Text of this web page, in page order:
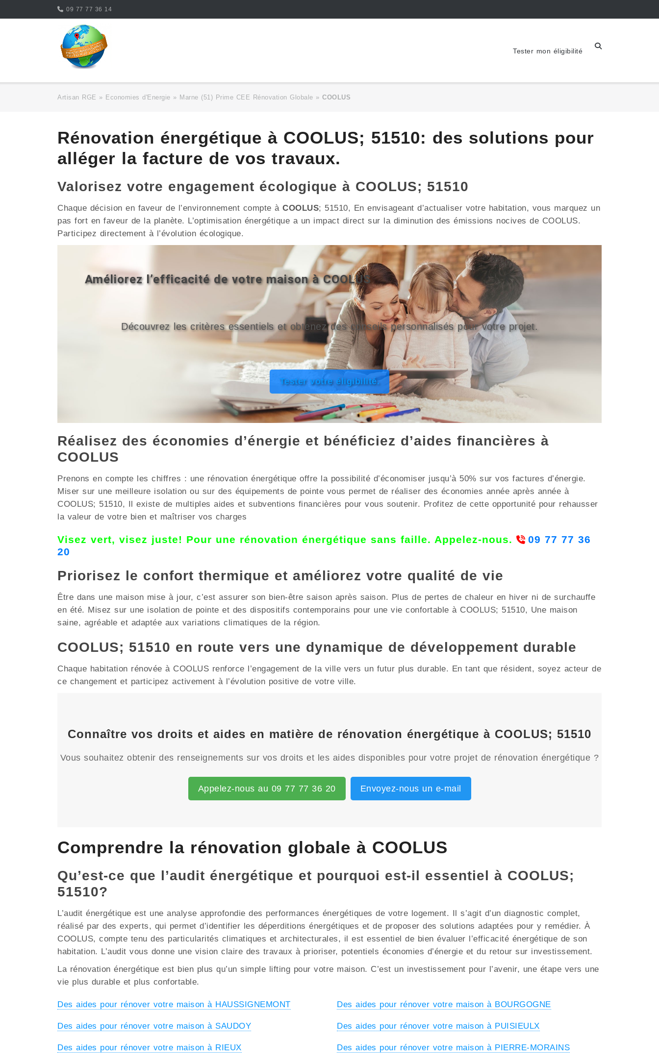
09 77 77 36 14
Tester mon éligibilité
Artisan RGE » Economies d'Energie » Marne (51) Prime CEE Rénovation Globale » COOLUS
Rénovation énergétique à COOLUS; 51510: des solutions pour
alléger la facture de vos travaux.
Valorisez votre engagement écologique à COOLUS; 51510
Chaque décision en faveur de l’environnement compte à COOLUS; 51510, En envisageant d’actualiser votre habitation, vous marquez un
pas fort en faveur de la planète. L’optimisation énergétique a un impact direct sur la diminution des émissions nocives de COOLUS.
Participez directement à l’évolution écologique.
Améliorez l’efficacité de votre maison à COOLUS
Découvrez les critères essentiels et obtenez des conseils personnalisés pour votre projet.
Tester votre éligibilité.
Réalisez des économies d’énergie et bénéficiez d’aides financières à
COOLUS
Prenons en compte les chiffres : une rénovation énergétique offre la possibilité d’économiser jusqu’à 50% sur vos factures d’énergie.
Miser sur une meilleure isolation ou sur des équipements de pointe vous permet de réaliser des économies année après année à
COOLUS; 51510, Il existe de multiples aides et subventions financières pour vous soutenir. Profitez de cette opportunité pour rehausser
la valeur de votre bien et maîtriser vos charges
Visez vert, visez juste! Pour une rénovation énergétique sans faille. Appelez-nous.
09 77 77 36
20
Priorisez le confort thermique et améliorez votre qualité de vie
Être dans une maison mise à jour, c’est assurer son bien-être saison après saison. Plus de pertes de chaleur en hiver ni de surchauffe
en été. Misez sur une isolation de pointe et des dispositifs contemporains pour une vie confortable à COOLUS; 51510, Une maison
saine, agréable et adaptée aux variations climatiques de la région.
COOLUS; 51510 en route vers une dynamique de développement durable
Chaque habitation rénovée à COOLUS renforce l’engagement de la ville vers un futur plus durable. En tant que résident, soyez acteur de
ce changement et participez activement à l’évolution positive de votre ville.
Connaître vos droits et aides en matière de rénovation énergétique à COOLUS; 51510
Vous souhaitez obtenir des renseignements sur vos droits et les aides disponibles pour votre projet de rénovation énergétique ?
Appelez-nous au 09 77 77 36 20 Envoyez-nous un e-mail
Comprendre la rénovation globale à COOLUS
Qu’est-ce que l’audit énergétique et pourquoi est-il essentiel à COOLUS;
51510?
L’audit énergétique est une analyse approfondie des performances énergétiques de votre logement. Il s’agit d’un diagnostic complet,
réalisé par des experts, qui permet d’identifier les déperditions énergétiques et de proposer des solutions adaptées pour y remédier. À
COOLUS, compte tenu des particularités climatiques et architecturales, il est essentiel de bien évaluer l’efficacité énergétique de son
habitation. L’audit vous donne une vision claire des travaux à prioriser, potentiels économies d’énergie et du retour sur investissement.
La rénovation énergétique est bien plus qu’un simple lifting pour votre maison. C’est un investissement pour l’avenir, une étape vers une
vie plus durable et plus confortable.
Des aides pour rénover votre maison à HAUSSIGNEMONT Des aides pour rénover votre maison à BOURGOGNE
Des aides pour rénover votre maison à SAUDOY Des aides pour rénover votre maison à PUISIEULX
Des aides pour rénover votre maison à RIEUX Des aides pour rénover votre maison à PIERRE-MORAINS